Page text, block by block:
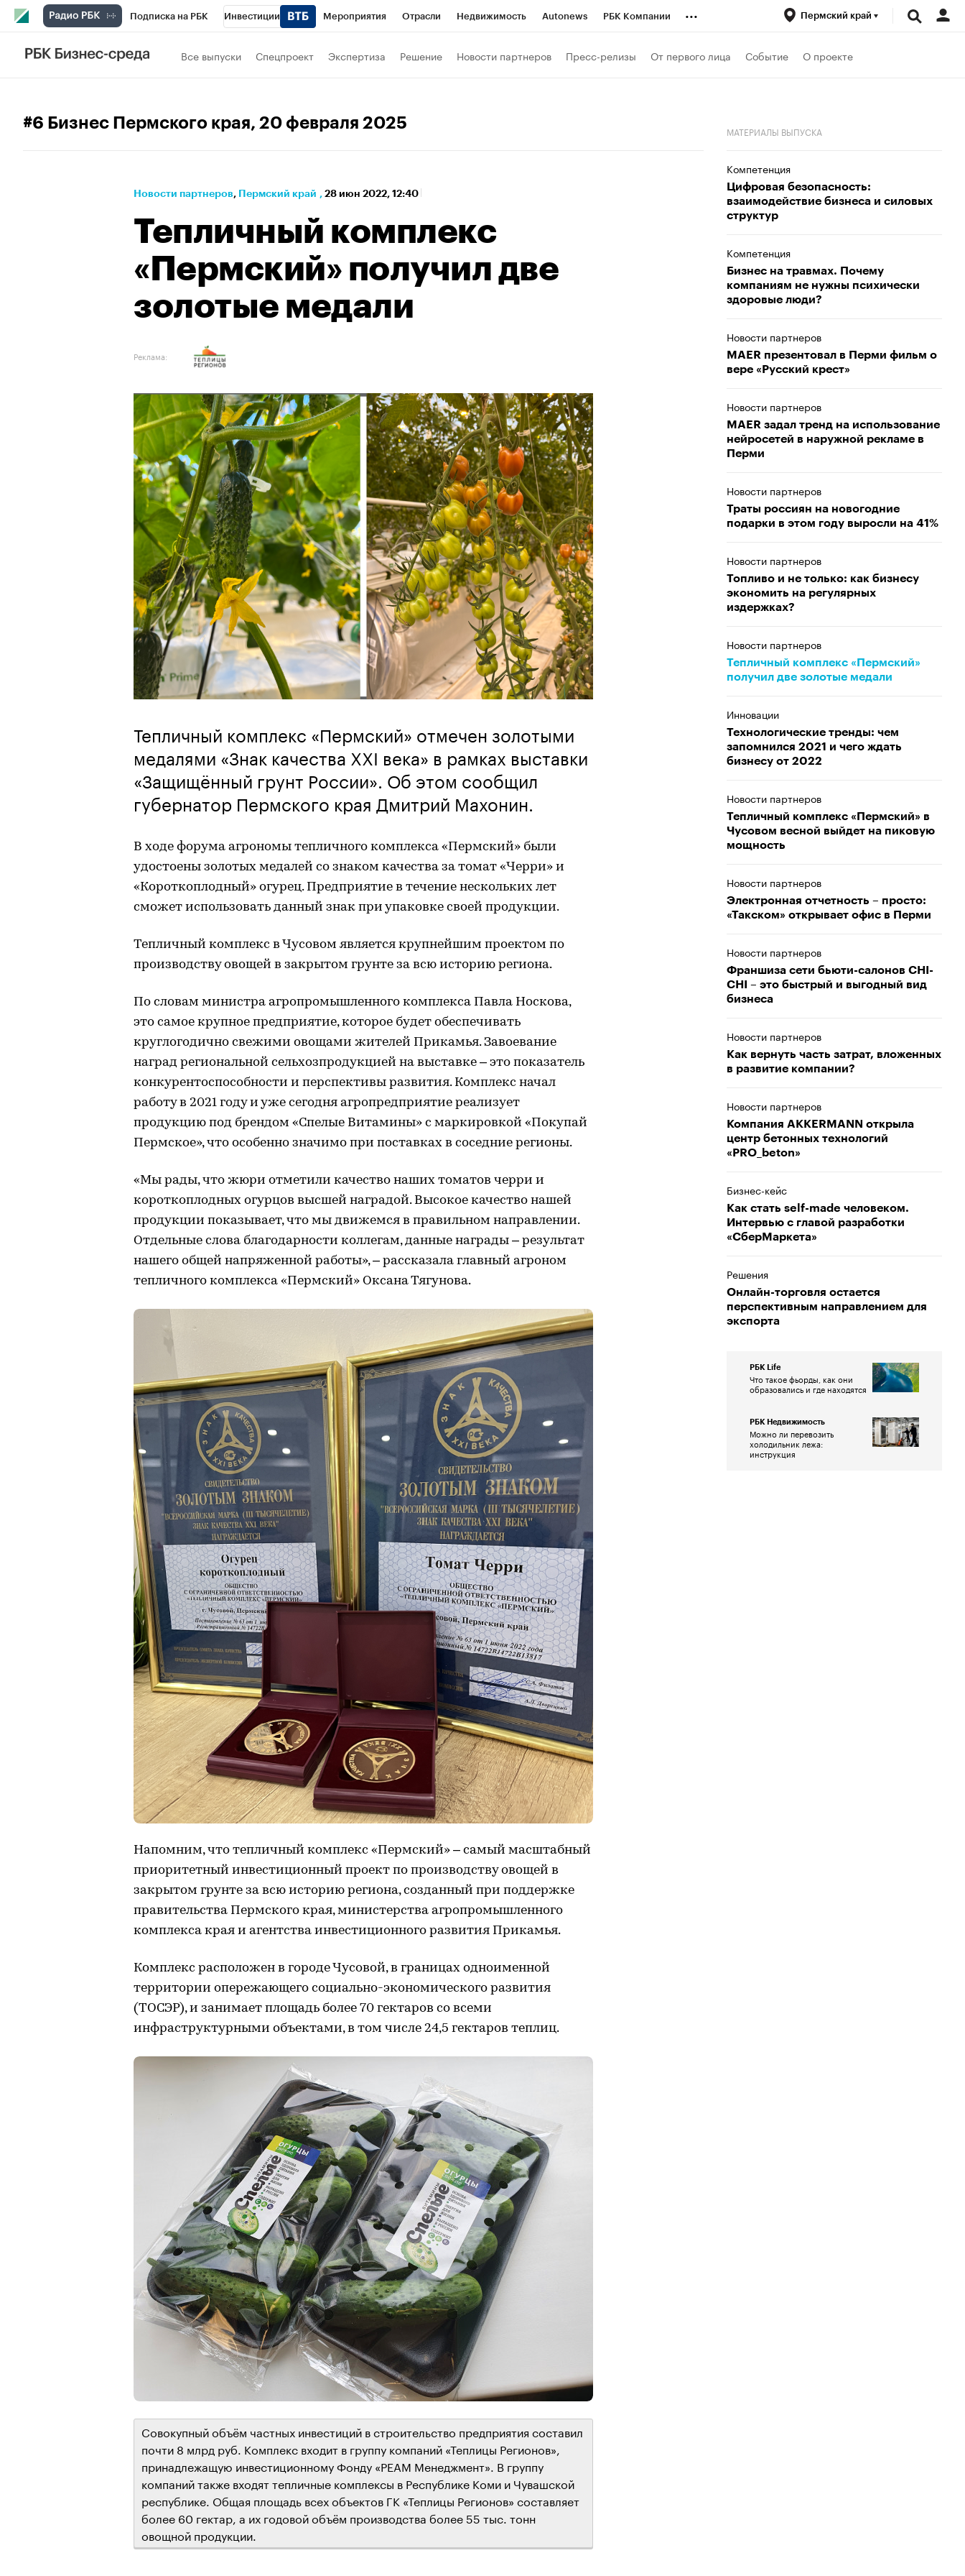
Подписка на РБК Инвестиции Мероприятия Отрасли Недвижимость Autonews РБК Компании
Телеканал
... Пермский край
Все выпуски Спецпроект Экспертиза Решение Новости партнеров Пресс-релизы От первого лица Событие О проекте
#6 Бизнес Пермского края, 20 февраля 2025
Новости партнеров⁠, Пермский край , 28 июн 2022, 12:40
Тепличный комплекс
«Пермский» получил две
золотые медали
Реклама:
Тепличный комплекс «Пермский» отмечен золотыми
медалями «Знак качества XXI века» в рамках выставки
«Защищённый грунт России». Об этом сообщил
губернатор Пермского края Дмитрий Махонин.
В ходе форума агрономы тепличного комплекса «Пермский» были
удостоены золотых медалей со знаком качества за томат «Черри» и
«Короткоплодный» огурец. Предприятие в течение нескольких лет
сможет использовать данный знак при упаковке своей продукции.
Тепличный комплекс в Чусовом является крупнейшим проектом по
производству овощей в закрытом грунте за всю историю региона.
По словам министра агропромышленного комплекса Павла Носкова,
это самое крупное предприятие, которое будет обеспечивать
круглогодично свежими овощами жителей Прикамья. Завоевание
наград региональной сельхозпродукцией на выставке – это показатель
конкурентоспособности и перспективы развития. Комплекс начал
работу в 2021 году и уже сегодня агропредприятие реализует
продукцию под брендом «Спелые Витамины» с маркировкой «Покупай
Пермское», что особенно значимо при поставках в соседние регионы.
«Мы рады, что жюри отметили качество наших томатов черри и
короткоплодных огурцов высшей наградой. Высокое качество нашей
продукции показывает, что мы движемся в правильном направлении.
Отдельные слова благодарности коллегам, данные награды – результат
нашего общей напряженной работы», – рассказала главный агроном
тепличного комплекса «Пермский» Оксана Тягунова.
Напомним, что тепличный комплекс «Пермский» – самый масштабный
приоритетный инвестиционный проект по производству овощей в
закрытом грунте за всю историю региона, созданный при поддержке
правительства Пермского края, министерства агропромышленного
комплекса края и агентства инвестиционного развития Прикамья.
Комплекс расположен в городе Чусовой, в границах одноименной
территории опережающего социально-экономического развития
(ТОСЭР), и занимает площадь более 70 гектаров со всеми
инфраструктурными объектами, в том числе 24,5 гектаров теплиц.
Совокупный объём частных инвестиций в строительство предприятия составил
почти 8 млрд руб. Комплекс входит в группу компаний «Теплицы Регионов»,
принадлежащую инвестиционному Фонду «РЕАМ Менеджмент». В группу
компаний также входят тепличные комплексы в Республике Коми и Чувашской
республике. Общая площадь всех объектов ГК «Теплицы Регионов» составляет
более 60 гектар, а их годовой объём производства более 55 тыс. тонн
овощной продукции.
МАТЕРИАЛЫ ВЫПУСКА
Компетенция
Цифровая безопасность:
взаимодействие бизнеса и силовых
структур
Компетенция
Бизнес на травмах. Почему
компаниям не нужны психически
здоровые люди?
Новости партнеров
MAER презентовал в Перми фильм о
вере «Русский крест»
Новости партнеров
MAER задал тренд на использование
нейросетей в наружной рекламе в
Перми
Новости партнеров
Траты россиян на новогодние
подарки в этом году выросли на 41%
Новости партнеров
Топливо и не только: как бизнесу
экономить на регулярных
издержках?
Новости партнеров
Тепличный комплекс «Пермский»
получил две золотые медали
Инновации
Технологические тренды: чем
запомнился 2021 и чего ждать
бизнесу от 2022
Новости партнеров
Тепличный комплекс «Пермский» в
Чусовом весной выйдет на пиковую
мощность
Новости партнеров
Электронная отчетность – просто:
«Такском» открывает офис в Перми
Новости партнеров
Франшиза сети бьюти-салонов CHI-
CHI – это быстрый и выгодный вид
бизнеса
Новости партнеров
Как вернуть часть затрат, вложенных
в развитие компании?
Новости партнеров
Компания AKKERMANN открыла
центр бетонных технологий
«PRO_beton»
Бизнес-кейс
Как стать self-made человеком.
Интервью с главой разработки
«СберМаркета»
Решения
Онлайн-торговля остается
перспективным направлением для
экспорта
РБК Life
Что такое фьорды, как они
образовались и где находятся
РБК Недвижимость
Можно ли перевозить
холодильник лежа:
инструкция